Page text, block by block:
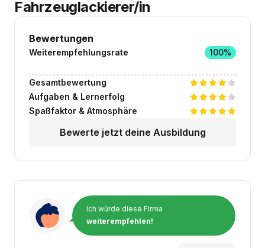
Bewertungen
Weiterempfehlungsrate 100%
Gesamtbewertung
Aufgaben & Lernerfolg
Spaßfaktor & Atmosphäre
Bewerte jetzt deine Ausbildung
Fahrzeuglackierer/in
Ich würde diese Firma
weiterempfehlen!